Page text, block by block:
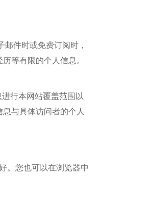
件时或免费订阅时，
等有限的个人信息。
行本网站覆盖范围以
与具体访问者的个人
。您也可以在浏览器中